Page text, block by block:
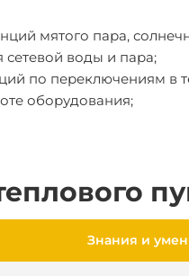
мятого пара,
воды и пара;
по переключениям в
оборудования;
Знания и